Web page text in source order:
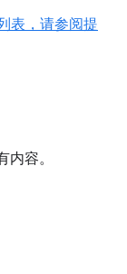
表，请参阅提
容。